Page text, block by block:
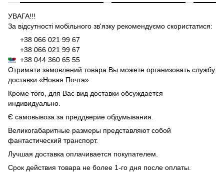
УВАГА!!!
За відсутності мобільного зв'язку рекомендуємо скористатися:
+38 066 021 99 67
+38 066 021 99 67
+38 044 360 65 55
Отримати замовлений товара Вы можете организовать службу
доставки «Новая Почта»
Кроме того, для Вас вид доставки обсуждается
индивидуально.
Є самовывоза за преддверие обдумывания.
Великогабаритные размеры представляют собой
фантастический транспорт.
Лучшая доставка оплачивается покупателем.
Срок действия товара не более 1-го дня после оплаты.